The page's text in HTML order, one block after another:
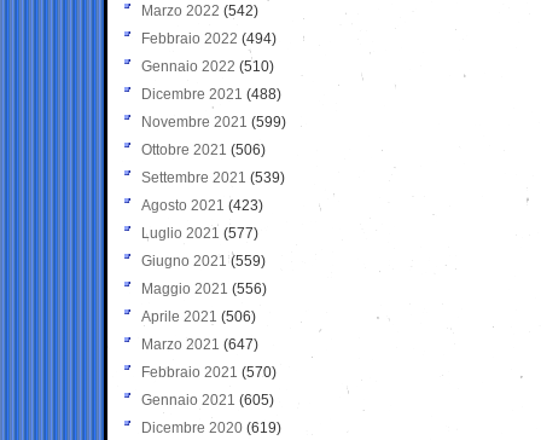
Marzo 2022 (542)
Febbraio 2022 (494)
Gennaio 2022 (510)
Dicembre 2021 (488)
Novembre 2021 (599)
Ottobre 2021 (506)
Settembre 2021 (539)
Agosto 2021 (423)
Luglio 2021 (577)
Giugno 2021(559)
Maggio 2021 (556)
Aprile 2021 (506)
Marzo 2021 (647)
Febbraio 2021 (570)
Gennaio 2021 (605)
Dicembre 2020 (619)